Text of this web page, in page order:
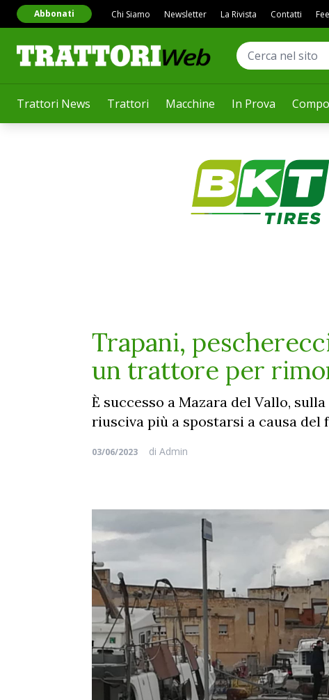
Trattori News Trattori Macchine In Prova
Abbonati Chi Siamo Newsletter La Rivista Contatti
Trapani,
un trattore per
È successo a Mazara del Vallo,
riusciva più a spostarsi a causa del
03/06/2023 di Admin